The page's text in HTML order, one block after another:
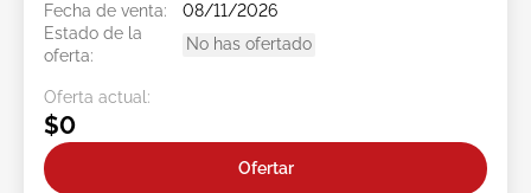
Fecha de venta:
08/11/2026
Estado de la
oferta:
No has ofertado
Oferta actual:
$0
Ofertar